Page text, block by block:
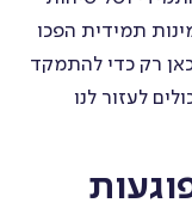
תמידית הפכו
רק כדי להתמקד
לעזור לנו